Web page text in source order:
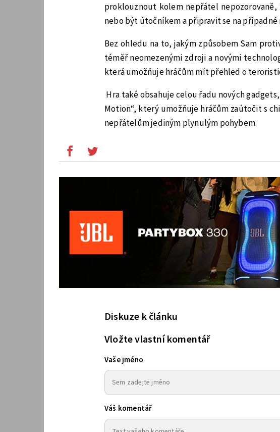
proklouznout kolem nepřátel
nebo být útočníkem a připravit se na
Bez ohledu na to, jakým způsobem Sam
téměř neomezenými zdroji a novými
která umožňuje hráčům mít přehled o
Hra také obsahuje celou řadu nových
Motion“, který umožňuje hráčům zaútočit s
nepřátelům jediným plynulým pohybem.
Diskuze k článku
Vložte vlastní komentář
Vaše jméno
Váš komentář